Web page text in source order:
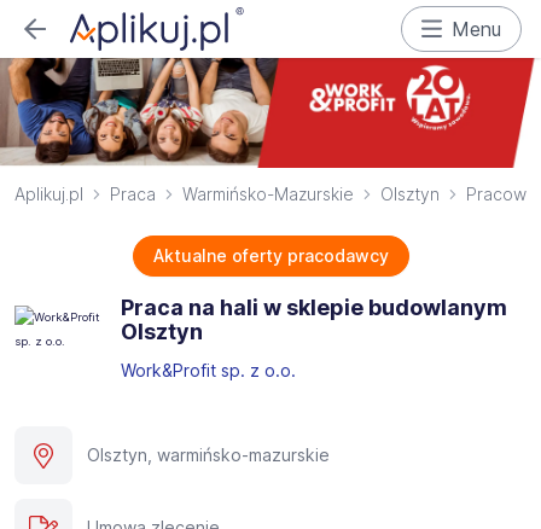
Menu
Aplikuj.pl Praca Warmińsko-Mazurskie Olsztyn
Aktualne oferty pracodawcy
Praca na hali w sklepie budowlanym
Olsztyn
Work&Profit sp. z o.o.
Olsztyn, warmińsko-mazurskie